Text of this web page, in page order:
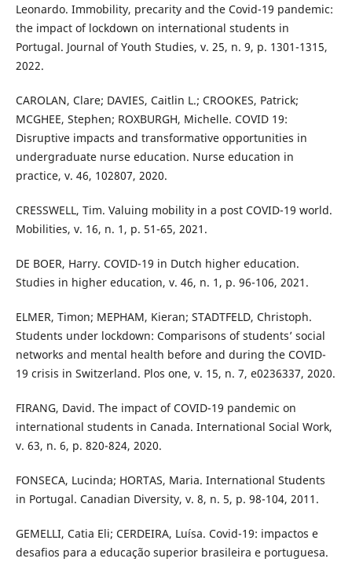
Leonardo. Immobility, precarity and the Covid-19 pandemic:
the impact of lockdown on international students in
Portugal. Journal of Youth Studies, v. 25, n. 9, p. 1301-1315,
2022.
CAROLAN, Clare; DAVIES, Caitlin L.; CROOKES, Patrick;
MCGHEE, Stephen; ROXBURGH, Michelle. COVID 19:
Disruptive impacts and transformative opportunities in
undergraduate nurse education. Nurse education in
practice, v. 46, 102807, 2020.
CRESSWELL, Tim. Valuing mobility in a post COVID-19 world.
Mobilities, v. 16, n. 1, p. 51-65, 2021.
DE BOER, Harry. COVID-19 in Dutch higher education.
Studies in higher education, v. 46, n. 1, p. 96-106, 2021.
ELMER, Timon; MEPHAM, Kieran; STADTFELD, Christoph.
Students under lockdown: Comparisons of students’ social
networks and mental health before and during the COVID-
19 crisis in Switzerland. Plos one, v. 15, n. 7, e0236337, 2020.
FIRANG, David. The impact of COVID-19 pandemic on
international students in Canada. International Social Work,
v. 63, n. 6, p. 820-824, 2020.
FONSECA, Lucinda; HORTAS, Maria. International Students
in Portugal. Canadian Diversity, v. 8, n. 5, p. 98-104, 2011.
GEMELLI, Catia Eli; CERDEIRA, Luísa. Covid-19: impactos e
desafios para a educação superior brasileira e portuguesa.